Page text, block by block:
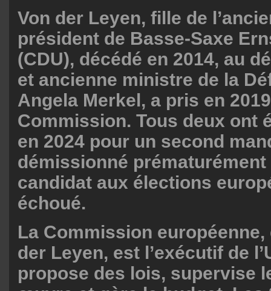
Von der Leyen, fille de
président de Basse-Saxe
(CDU), décédé en 2014, au
et ancienne ministre de la
Angela Merkel, a pris en
Commission. Tous deux ont
en 2024 pour un second
démissionné
candidat aux élections
échoué.
La Commission
der Leyen, est l’exécutif de
propose des lois, supervise